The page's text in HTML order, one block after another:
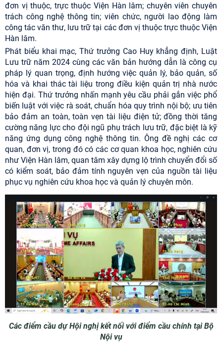
đơn vị thuộc, trực thuộc Viện Hàn lâm; chuyên viên chuyên
trách công nghệ thông tin; viên chức, người lao động làm
công tác văn thư, lưu trữ tại các đơn vị thuộc trực thuộc Viện
Hàn lâm.
Phát biểu khai mạc, Thứ trưởng Cao Huy khẳng định, Luật
Lưu trữ năm 2024 cùng các văn bản hướng dẫn là công cụ
pháp lý quan trọng, định hướng việc quản lý, bảo quản, số
hóa và khai thác tài liệu trong điều kiện quản trị nhà nước
hiện đại. Thứ trưởng nhấn mạnh yêu cầu phải gắn việc phổ
biến luật với việc rà soát, chuẩn hóa quy trình nội bộ; ưu tiên
bảo đảm an toàn, toàn vẹn tài liệu điện tử; đồng thời tăng
cường năng lực cho đội ngũ phụ trách lưu trữ, đặc biệt là kỹ
năng ứng dụng công nghệ thông tin. Ông đề nghị các cơ
quan, đơn vị, trong đó có các cơ quan khoa học, nghiên cứu
như Viện Hàn lâm, quan tâm xây dựng lộ trình chuyển đổi số
có kiểm soát, bảo đảm tính nguyên vẹn của nguồn tài liệu
phục vụ nghiên cứu khoa học và quản lý chuyên môn.
Các điểm cầu dự Hội nghị kết nối với điểm cầu chính tại Bộ
Nội vụ